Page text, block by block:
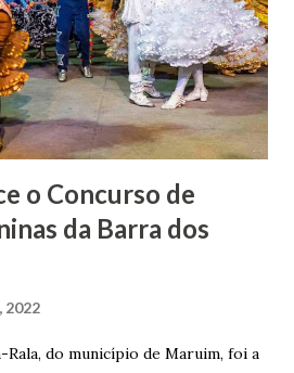
reserva financeira. João
construir a Igreja Matriz de Nosso
que foi inaugurada em 1862 e
Joaquim de Vasconcelos. A Igreja
o Concurso de
da Barra dos
2022
Rala, do município de Maruim, foi a